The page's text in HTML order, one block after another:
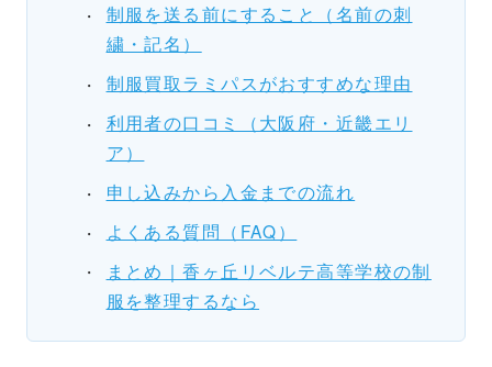
制服を送る前にすること（名前の刺
繍・記名）
制服買取ラミパスがおすすめな理由
利用者の口コミ（大阪府・近畿エリ
ア）
申し込みから入金までの流れ
よくある質問（FAQ）
まとめ｜香ヶ丘リベルテ高等学校の制
服を整理するなら